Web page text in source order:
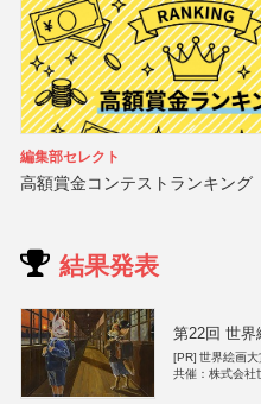
編集部セレクト
高額賞金コンテストランキング
結果発表
第22回 世界
[PR] 世界絵画
共催：株式会社